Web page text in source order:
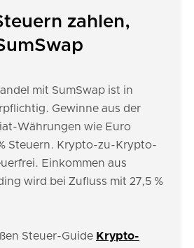
zahlen,
mit SumSwap ist in
Gewinne aus der
Währungen wie Euro
Steuern. Krypto-zu-Krypto-
Einkommen aus
wird bei Zufluss mit 27,5 %
Steuer-Guide Krypto-